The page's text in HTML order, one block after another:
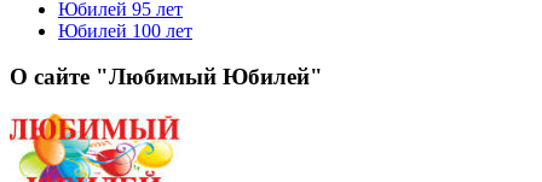
Юбилей 95 лет
Юбилей 100 лет
О сайте "Любимый Юбилей"